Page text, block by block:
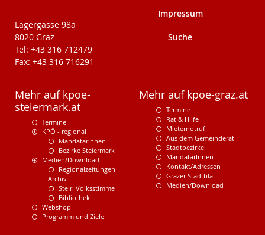
KPÖ-Steiermark
Lagergasse 98a
8020 Graz
Tel: +43 316 712479
Fax: +43 316 716291
Impressum
Suche
Mehr auf kpoe-
steiermark.at
Termine
KPÖ - regional
Mandatarinnen
Bezirke Steiermark
Medien/Download
Regionalzeitungen
Archiv
Steir. Volksstimme
Bibliothek
Webshop
Programm und Ziele
Mehr auf kpoe-graz.at
Termine
Rat & Hilfe
Mieternotruf
Aus dem Gemeinderat
Stadtbezirke
MandatarInnen
Kontakt/Adressen
Grazer Stadtblatt
Medien/Download